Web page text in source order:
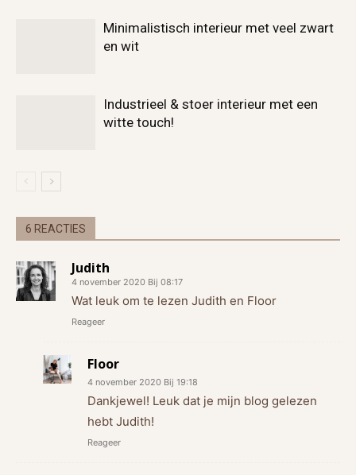
Minimalistisch interieur met veel zwart
en wit
Industrieel & stoer interieur met een
witte touch!
6 REACTIES
Judith
4 november 2020 Bij 08:17
Wat leuk om te lezen Judith en Floor
Reageer
Floor
4 november 2020 Bij 19:18
Dankjewel! Leuk dat je mijn blog gelezen
hebt Judith!
Reageer